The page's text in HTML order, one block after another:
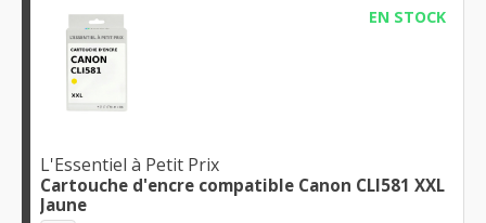
EN STOCK
L'Essentiel à Petit Prix
Cartouche d'encre compatible Canon CLI581 XXL
Jaune